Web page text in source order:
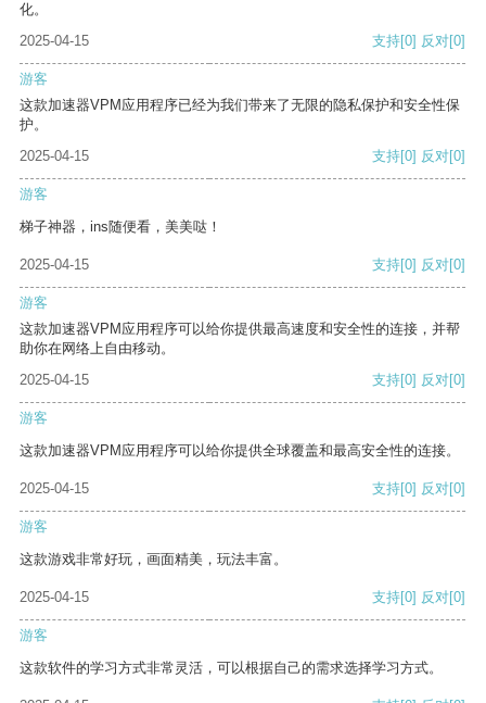
化。
2025-04-15
支持[0] 反对[0]
游客
这款加速器VPM应用程序已经为我们带来了无限的隐私保护和安全性保
护。
2025-04-15
支持[0] 反对[0]
游客
梯子神器，ins随便看，美美哒！
2025-04-15 支持[0] 反对[0]
游客
这款加速器VPM应用程序可以给你提供最高速度和安全性的连接，并帮
助你在网络上自由移动。
2025-04-15
支持[0] 反对[0]
游客
这款加速器VPM应用程序可以给你提供全球覆盖和最高安全性的连接。
2025-04-15 支持[0] 反对[0]
游客
这款游戏非常好玩，画面精美，玩法丰富。
2025-04-15 支持[0] 反对[0]
游客
这款软件的学习方式非常灵活，可以根据自己的需求选择学习方式。